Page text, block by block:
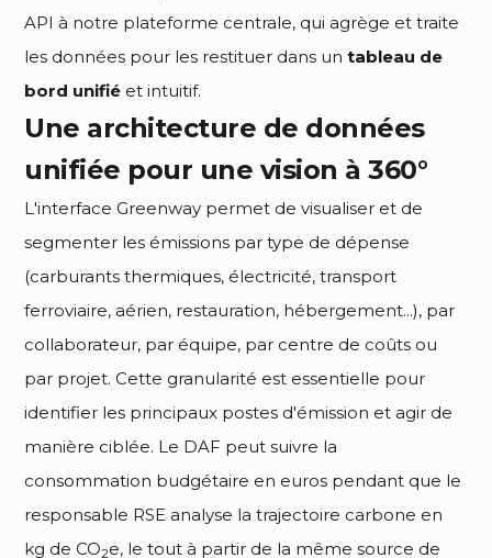
API à notre plateforme centrale, qui agrège et traite
les données pour les restituer dans untableau de
bord unifié et intuitif.
Une architecture de données
unifiée pour une vision à 360°
L'interface Greenway permet de visualiser et de
segmenter les émissions par type de dépense
(carburants thermiques, électricité, transport
ferroviaire, aérien, restauration, hébergement...), par
collaborateur, par équipe, par centre de coûts ou
par projet. Cette granularité est essentielle pour
identifier les principaux postes d'émission et agir de
manière ciblée. Le DAF peut suivre la
consommation budgétaire en euros pendant que le
responsable RSE analyse la trajectoire carbone en
kg de CO2e, le tout à partir de la même source de